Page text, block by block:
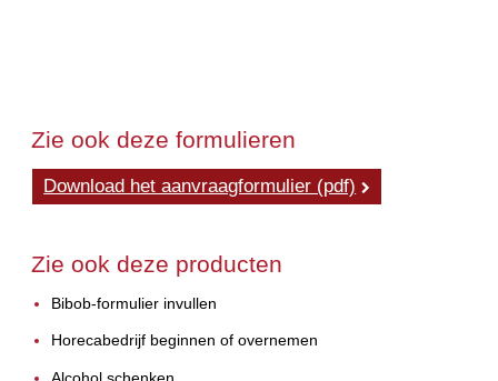
Zie ook deze formulieren
Download het aanvraagformulier (pdf)
Zie ook deze producten
Bibob-formulier invullen
Horecabedrijf beginnen of overnemen